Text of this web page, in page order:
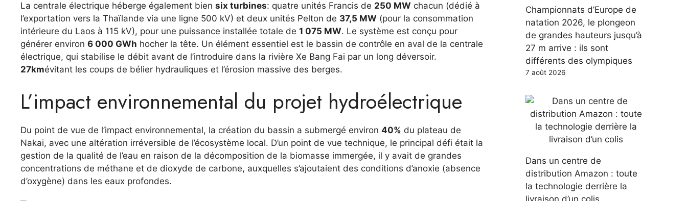
La centrale électrique héberge également bien six turbines: quatre unités Francis de 250 MW chacun (dédié à
l’exportation vers la Thaïlande via une ligne 500 kV) et deux unités Pelton de 37,5 MW (pour la consommation
intérieure du Laos à 115 kV), pour une puissance installée totale de 1 075 MW. Le système est conçu pour
générer environ 6 000 GWh hocher la tête. Un élément essentiel est le bassin de contrôle en aval de la centrale
électrique, qui stabilise le débit avant de l’introduire dans la rivière Xe Bang Fai par un long déversoir.
27kmévitant les coups de bélier hydrauliques et l’érosion massive des berges.
L’impact environnemental du projet hydroélectrique
Du point de vue de l’impact environnemental, la création du bassin a submergé environ 40% du plateau de
Nakai, avec une altération irréversible de l’écosystème local. D’un point de vue technique, le principal défi était la
gestion de la qualité de l’eau en raison de la décomposition de la biomasse immergée, il y avait de grandes
concentrations de méthane et de dioxyde de carbone, auxquelles s’ajoutaient des conditions d’anoxie (absence
d’oxygène) dans les eaux profondes.
Championnats d’Europe de
natation 2026, le plongeon
de grandes hauteurs jusqu’à
27 m arrive : ils sont
différents des olympiques
7 août 2026
Dans un centre de
distribution Amazon : toute
la technologie derrière la
livraison d’un colis